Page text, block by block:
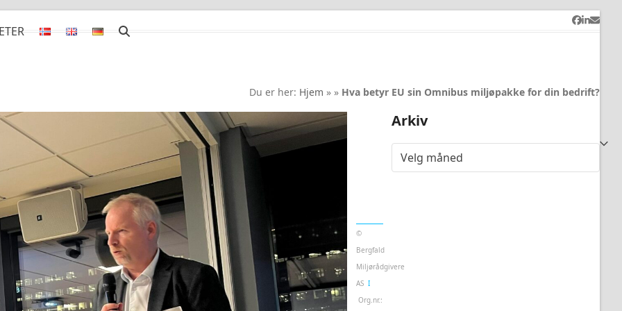
Facebook
Email
Du er her: Hjem » » Hva betyr EU sin Omnibus miljøpakke for din bedrift?
Arkiv
Arkiv
©
Bergfald
Miljørådgivere
AS Ι
Org.nr.: